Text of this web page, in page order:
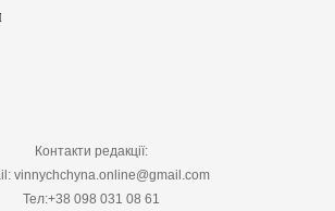
Контакти редакції:
vinnychchyna.online@gmail.com
Тел:+38 098 031 08 61